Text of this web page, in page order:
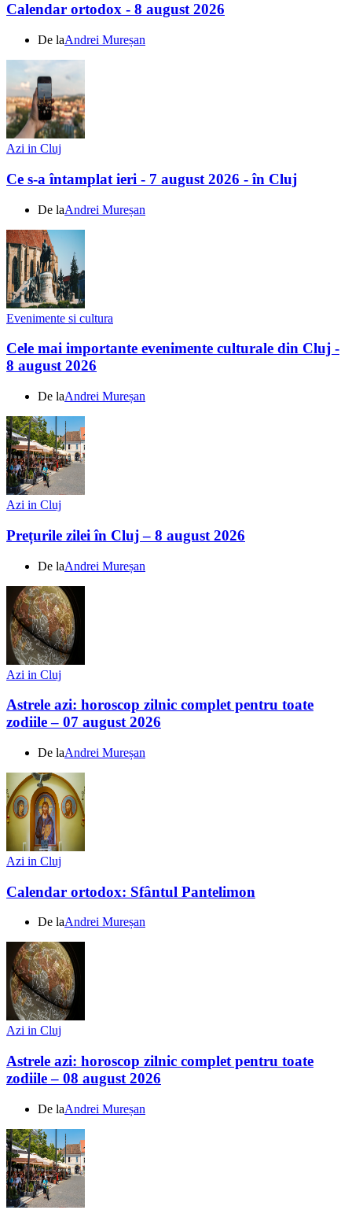
Calendar ortodox - 8 august 2026
De laAndrei Mureșan
Azi in Cluj
Ce s-a întamplat ieri - 7 august 2026 - în Cluj
De laAndrei Mureșan
Evenimente si cultura
Cele mai importante evenimente culturale din Cluj -
8 august 2026
De laAndrei Mureșan
Azi in Cluj
Prețurile zilei în Cluj – 8 august 2026
De laAndrei Mureșan
Azi in Cluj
Astrele azi: horoscop zilnic complet pentru toate
zodiile – 07 august 2026
De laAndrei Mureșan
Azi in Cluj
Calendar ortodox: Sfântul Pantelimon
De laAndrei Mureșan
Azi in Cluj
Astrele azi: horoscop zilnic complet pentru toate
zodiile – 08 august 2026
De laAndrei Mureșan